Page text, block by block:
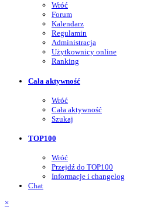
Wróć
Forum
Kalendarz
Regulamin
Administracja
Użytkownicy online
Ranking
Cała aktywność
Wróć
Cała aktywność
Szukaj
TOP100
Wróć
Przejdź do TOP100
Informacje i changelog
Chat
×